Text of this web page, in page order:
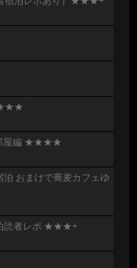
部屋編 ★★★★
泊 おまけで蕎麦カフェゆ
泊読者レポ ★★★+